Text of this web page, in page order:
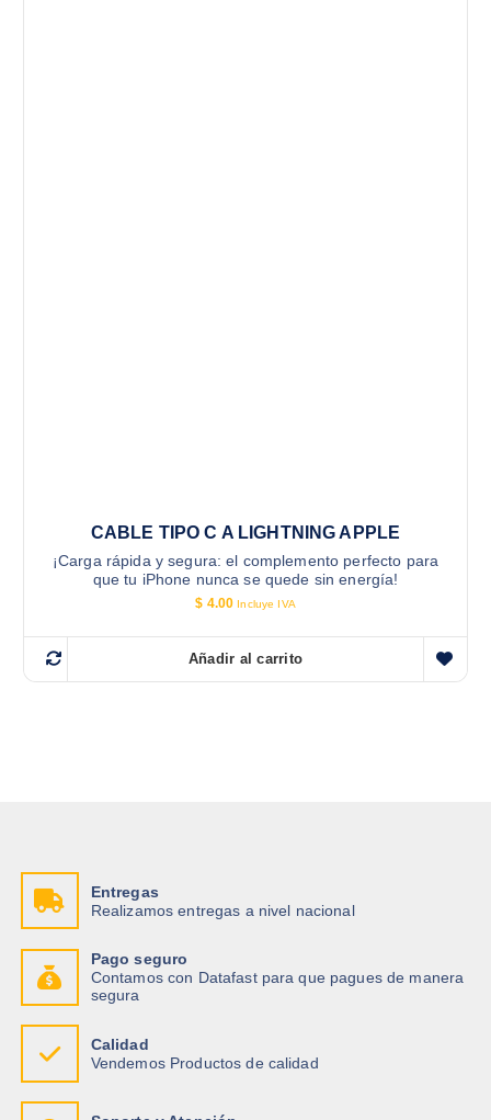
CABLE TIPO C A LIGHTNING APPLE
¡Carga rápida y segura: el complemento perfecto para
que tu iPhone nunca se quede sin energía!
$ 4.00 Incluye IVA
Añadir al carrito
Entregas
Realizamos entregas a nivel nacional
Pago seguro
Contamos con Datafast para que pagues de manera
segura
Calidad
Vendemos Productos de calidad